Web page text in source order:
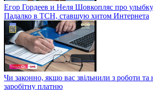
Егор Гордеев и Неля Шовкопляс про
Падалко в ТСН, ставшую хитом Интернета
Чи законно, якщо вас звільнили з роботи та
заробітну платню